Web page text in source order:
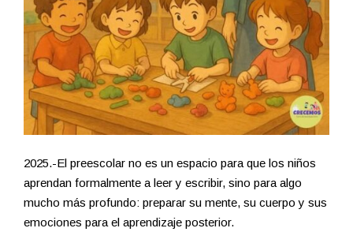
2025.-El preescolar no es un espacio para que los niños
aprendan formalmente a leer y escribir, sino para algo
mucho más profundo: preparar su mente, su cuerpo y sus
emociones para el aprendizaje posterior.